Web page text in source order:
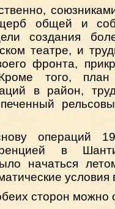
общей и
создания
театре, и
фронта,
того,
в район,
операций
в
начаться
условия
сторон можно